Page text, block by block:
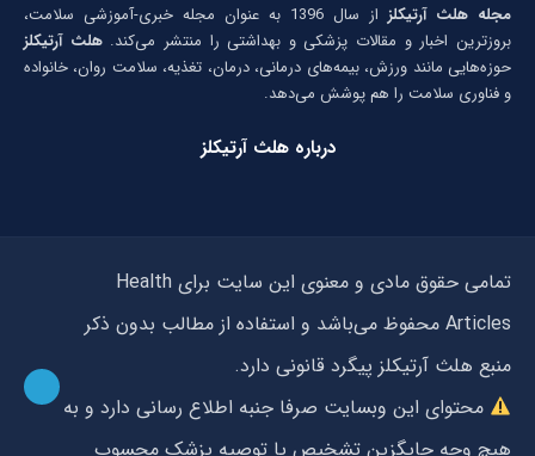
مجله هلث آرتیکلز
از سال 1396 به عنوان مجله خبری-آموزشی سلامت،
بروزترین اخبار و مقالات پزشکی و بهداشتی را منتشر می‌کند.هلث آرتیکلز
حوزه‌هایی مانند ورزش، بیمه‌های درمانی، درمان، تغذیه، سلامت روان، خانواده
و فناوری سلامت را هم پوشش می‌دهد.
درباره هلث آرتیکلز
تمامی حقوق مادی و معنوی این سایت برای Health
Articles محفوظ می‌باشد و استفاده از مطالب بدون ذکر
منبع هلث آرتیکلز پیگرد قانونی دارد.
محتوای این وبسایت صرفا جنبه اطلاع رسانی دارد و به
هیچ وجه جایگزین تشخیص یا توصیه پزشک محسوب